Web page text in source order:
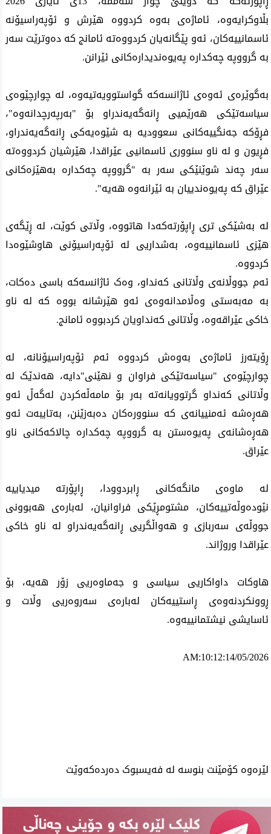
بڵاوکرایەوە، ئاماژەی بەوە کردووە هێرش و ئۆپه‌راسیۆنه‌
ئاسمانییه‌كان، ئەو پێگانەیان کردووەتە ئامانج کە دەوترێت سەر
بە گرووپە چەکدارە پەیوەندیدارەکانی ئێرانن.
بەگوێرەی ئەوەی ئاژانسەکە گواستوویەتیەوە، لە چوارچێوەی
سیاسەتێکی هەرێمیی ڕانەگەیەندراو بۆ "بەرپەرچدانەوە"،
فڕۆکە جەنگییەکانی سعوودیە بە شێوەیەکی ڕانەگەیەندراو،
فڕیون و لە ناو سنووری ئاسمانیی عێراقدا، هێرشیان کردووەتە
سەر چەند شوێنێکی سەر بە "گرووپە چەکدارە بەهێزەکانی
عێراق کە پەیوەندییان بە ئێرانەوە هەیە".
لە بەشێکی تری ڕاپۆرتەکەدا هاتووە، وڵاتی کوێت، لە ڕێگەی
هێزی ئاسمانییەوە، بەشداریی لە ئۆپەراسیۆنی هاوشێوەدا
کردووە.
ئەم جووڵانەی وڵاتانی کەنداو، وەک ئاژانسەکە باسی دەکات،
بە مەبەستی وەڵامدانەوەی ئەو هێرشانە بووە کە لە ناو
خاکی عێراقەوە، وڵاتانی کەنداویان کردبووە ئامانج.
ڕۆیتەرز ئاماژەی بەوەش کردووە ئەم ئۆپەراسیۆنانە، لە
چوارچێوەی "سیاسەتێکی فراوان و نهێنی"دایە، هەندێک لە
وڵاتانی کەنداو گرتوویانەتە بەر بۆ مامەڵەکردن لەگەڵ ئەو
هەڕەشە ئەمنییانەی کە سنوورەکان دەبەزێنن، بەتایبەت ئەو
هەڕەشانەی پەیوەستن بە گرووپە چەکدارە چالاکەکانی ناو
عێراق.
لە ماوەی مانگەکانی ڕابردوودا، ڕاپۆرتە میدیاییە
نێودەوڵەتییەکان، مشتومڕێکی فراوانیان، لەبارەی هەبوونی
جووڵەی سەربازی و هەواڵگریی ڕانەگەیەندراو لە ناو خاکی
عێراقدا وروژاند.
هاوکات داواکاریی سیاسی و جەماوەریی زۆر هەیە، بۆ
ڕوونکردنەوەی ڕاستییەکان لەبارەی سەروەریی وڵات و
ئاسایشی نیشتمانییەوە.
AM:10:12:14/05/2026
لێرەوە کۆمێنت بنوسە لە فەیسبوک دەردەکەوێت